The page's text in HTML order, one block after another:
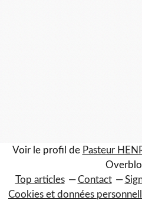
Voir le profil de Pasteur
Top articles
Contact
Cookies et données